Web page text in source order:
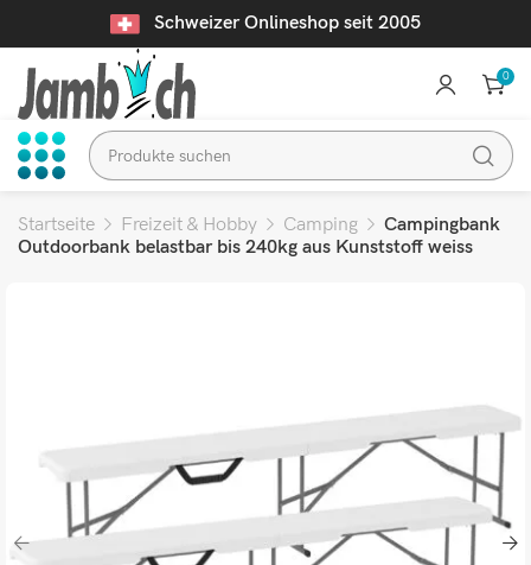
Schweizer Onlineshop seit 2005
0
Startseite Freizeit & Hobby Camping
Campingbank
Outdoorbank belastbar bis 240kg aus Kunststoff weiss